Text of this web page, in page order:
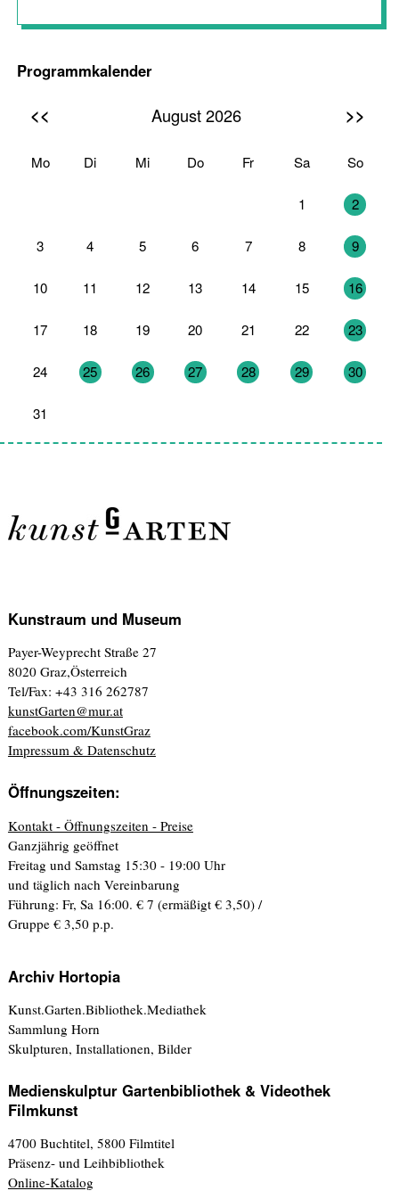
Programmkalender
<< August 2026 >>
Mo Di Mi Do Fr Sa So
1 2
3 4 5 6 7 8 9
10 11 12 13 14 15 16
17 18 19 20 21 22 23
24 25 26 27 28 29 30
31
Kunstraum und Museum
Payer-Weyprecht Straße 27
8020 Graz,Österreich
Tel/Fax: +43 316 262787
kunstGarten@mur.at
facebook.com/KunstGraz
Impressum & Datenschutz
Öffnungszeiten:
Kontakt - Öffnungszeiten - Preise
Ganzjährig geöffnet
Freitag und Samstag 15:30 - 19:00 Uhr
und täglich nach Vereinbarung
Führung: Fr, Sa 16:00. € 7 (ermäßigt € 3,50) /
Gruppe € 3,50 p.p.
Archiv Hortopia
Kunst.Garten.Bibliothek.Mediathek
Sammlung Horn
Skulpturen, Installationen, Bilder
Medienskulptur Gartenbibliothek & Videothek
Filmkunst
4700 Buchtitel, 5800 Filmtitel
Präsenz- und Leihbibliothek
Online-Katalog